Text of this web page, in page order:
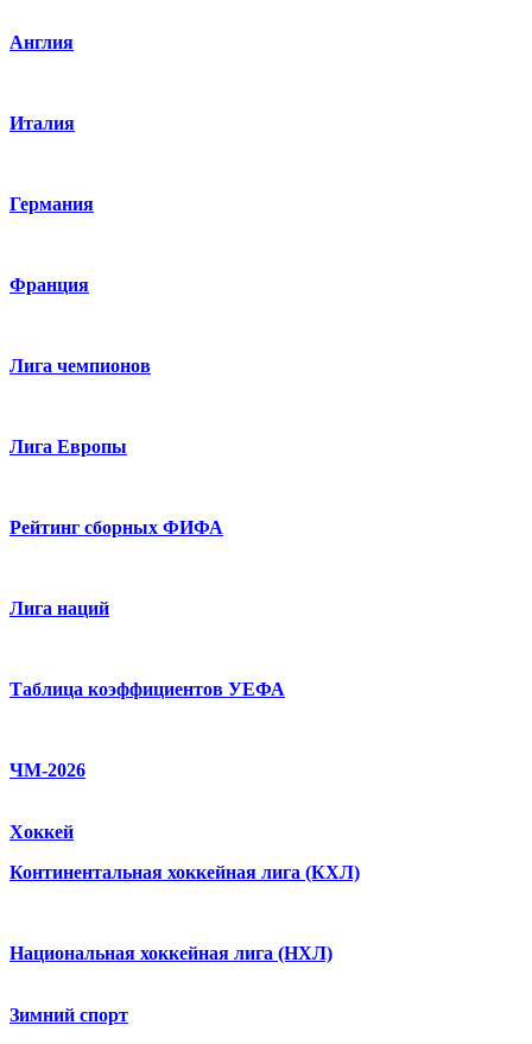
Англия
Италия
Германия
Франция
Лига чемпионов
Лига Европы
Рейтинг сборных ФИФА
Лига наций
Таблица коэффициентов УЕФА
ЧМ-2026
Хоккей
Континентальная хоккейная лига (КХЛ)
Национальная хоккейная лига (НХЛ)
Зимний спорт